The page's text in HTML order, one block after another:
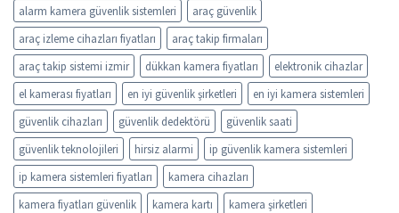
alarm kamera güvenlik sistemleri
araç güvenlik
araç izleme cihazları fiyatları
araç takip firmaları
araç takip sistemi izmir
dükkan kamera fiyatları
elektronik cihazlar
el kamerası fiyatları
en iyi güvenlik şirketleri
en iyi kamera sistemleri
güvenlik cihazları
güvenlik dedektörü
güvenlik saati
güvenlik teknolojileri
hirsiz alarmi
ip güvenlik kamera sistemleri
ip kamera sistemleri fiyatları
kamera cihazları
kamera fiyatları güvenlik
kamera kartı
kamera şirketleri